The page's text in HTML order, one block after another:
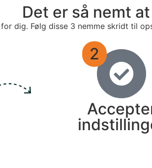
Det er så nemt
dig. Følg disse 3 nemme skridt til
2